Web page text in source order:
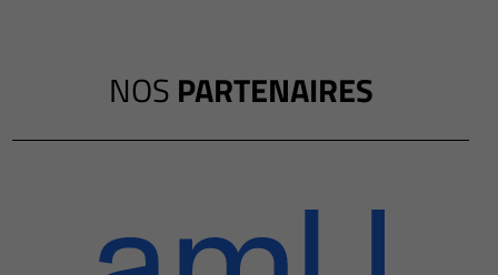
NOS PARTENAIRES